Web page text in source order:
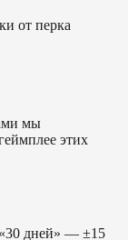
от перка
мы
этих
дней» — ±15